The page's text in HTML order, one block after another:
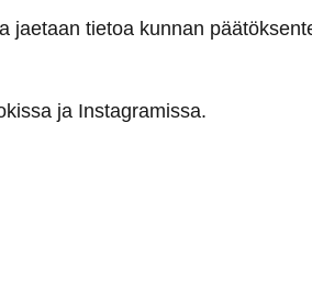
jaetaan tietoa kunnan
ja Instagramissa.